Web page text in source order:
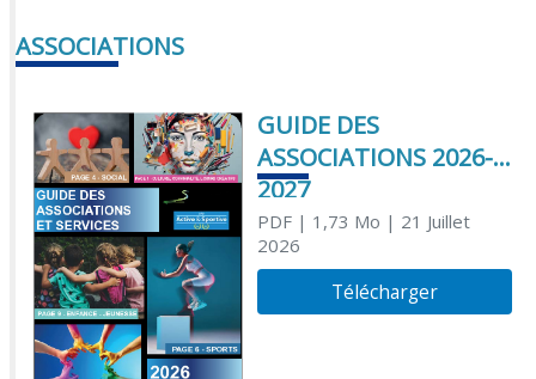
ASSOCIATIONS
GUIDE DES
ASSOCIATIONS 2026-
2027
PDF| 1,73 Mo | 21 Juillet
2026
Télécharger